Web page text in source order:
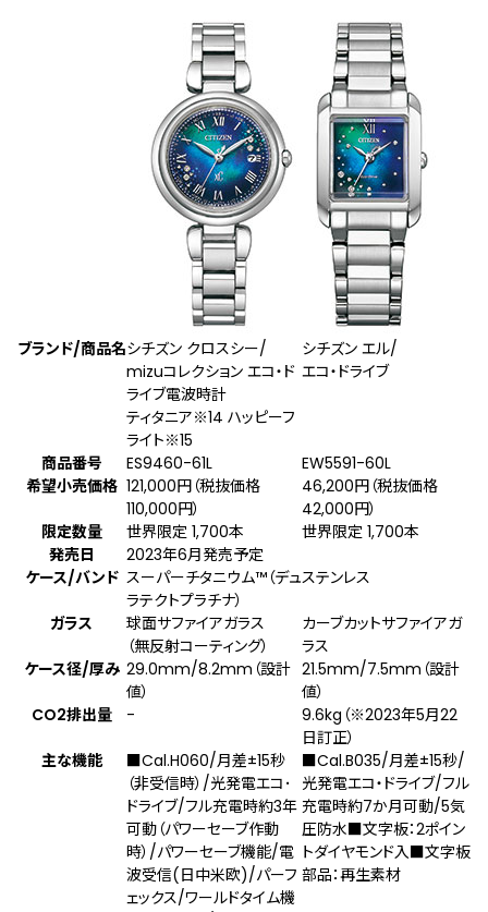
ブランド/商品名シチズン クロスシー/
mizuコレクション エコ・ド
ライブ電波時計
ティタニア※14 ハッピーフ
ライト※15
シチズン エル/
エコ・ドライブ
商品番号 ES9460-61L
EW5591-60L
希望小売価格 121,000円（税抜価格
110,000円）
46,200円（税抜価格
42,000円）
限定数量
世界限定 1,700本
世界限定 1,700本
発売日
2023年6月発売予定
ケース/バンド スーパーチタニウム™（デュ
ラテクトプラチナ）
ステンレス
ガラス
球面サファイアガラス
（無反射コーティング）
カーブカットサファイアガ
ラス
ケース径/厚み 29.0mm/8.2mm（設計
値）
21.5mm/7.5mm（設計
値）
CO2排出量
-
9.6kg（※2023年5月22
日訂正）
主な機能
■Cal.H060/月差±15秒
（非受信時）/光発電エコ･
ドライブ/フル充電時約3年
可動（パワーセーブ作動
時）/パワーセーブ機能/電
波受信(日中米欧)/パーフ
ェックス/ワールドタイム機
■Cal.B035/月差±15秒/
光発電エコ・ドライブ/フル
充電時約7か月可動/5気
圧防水■文字板：2ポイン
トダイヤモンド入■文字板
部品：再生素材